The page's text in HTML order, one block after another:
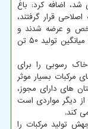
اضافه کرد: باغ
قرار گرفتند،
و عرضه شدند و
برنامه این طرح در بازه زمانی پنج ساله رسیدن به میانگین تولید ۵۰ تن
رسوبی را برای
بسیار موثر
های دارای مجوز،
دیگر مواردی است
کند.
تولید مرکبات را